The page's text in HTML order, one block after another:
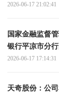
2026-06-17 21:02:41
国家金融监督
银行平凉市分
2026-06-17 17:14:31
天奇股份：公